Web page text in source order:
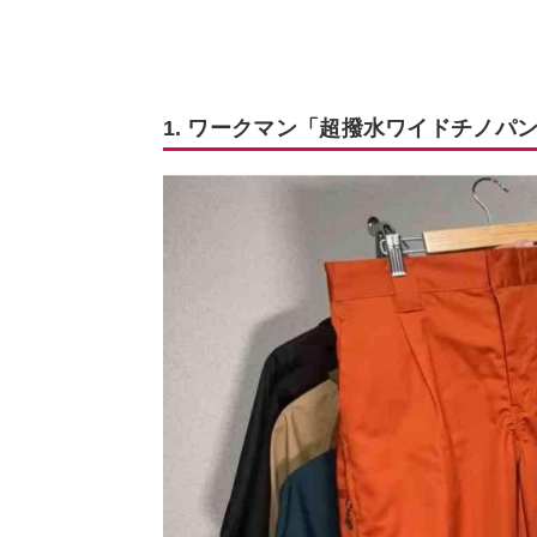
1. ワークマン「超撥水ワイドチノパ